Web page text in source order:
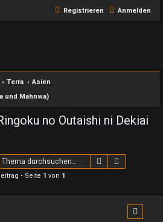
Anmelden
Registrieren
Terra
Asien
und Mahnwa)
no Outaishi ni Dekiai
Suche
• Seite 1 von 1